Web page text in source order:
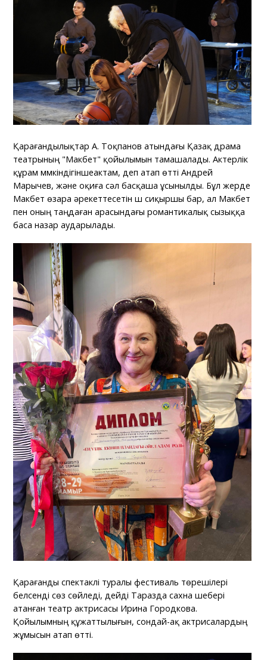
Қарағандылықтар А. Тоқпанов атындағы Қазақ драма
театрының "Макбет" қойылымын тамашалады. Актерлік
құрам мүмкіндігіншеактам, деп атап өтті Андрей
Марычев, және оқиға сәл басқаша ұсынылды. Бұл жерде
Макбет өзара әрекеттесетін үш сиқыршы бар, ал Макбет
пен оның таңдаған арасындағы романтикалық сызыққа
баса назар аударылады.
Қарағанды спектаклі туралы фестиваль төрешілері
белсенді сөз сөйледі, дейді Таразда сахна шебері
атанған театр актрисасы Ирина Городкова.
Қойылымның құжаттылығын, сондай-ақ актрисалардың
жұмысын атап өтті.